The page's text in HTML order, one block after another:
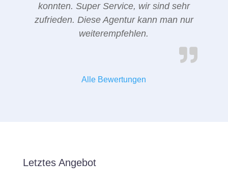
konnten. Super Service, wir sind sehr
zufrieden. Diese Agentur kann man nur
weiterempfehlen.
Alle Bewertungen
Letztes Angebot